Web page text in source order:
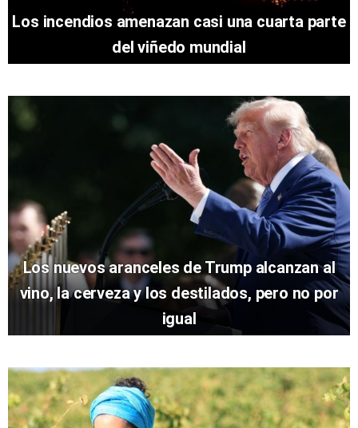
Los incendios amenazan casi una cuarta parte
del viñedo mundial
Los nuevos aranceles de Trump alcanzan al
vino, la cerveza y los destilados, pero no por
igual